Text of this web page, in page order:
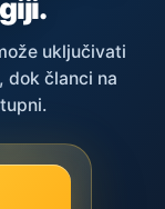
uključivati
dok članci na